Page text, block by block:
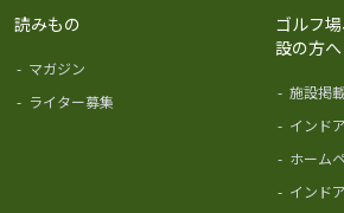
読みもの
- マガジン
- ライター募集
ゴルフ
設の方へ
- 施設掲
- インド
- ホーム
- インド